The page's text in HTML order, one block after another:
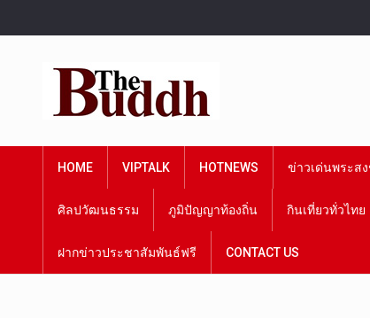
HOME VIPTALK HOTNEWS ข่าวเด่นพระส
ศิลปวัฒนธรรม ภูมิปัญญาท้องถิ่น กินเที่ยวทั่วไทย
ฝากข่าวประชาสัมพันธ์ฟรี CONTACT US